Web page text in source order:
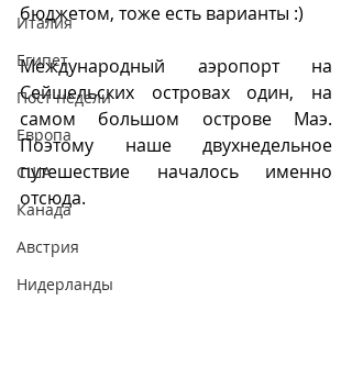
Италия
Египет
Пост недели
Европа
CША
Канада
Австрия
Нидерланды
бюджетом, тоже есть варианты :)
Международный аэропорт на
Сейшельских островах один, на
самом большом острове Маэ.
Поэтому наше двухнедельное
путешествие началось именно
отсюда.